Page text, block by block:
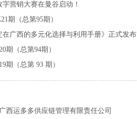
营销大赛在曼谷启动！
期（总第95期）
广西的多元化选择与利用手册》正式发布
期（总第94期）
期（总第 93 期）
西运多多供应链管理有限责任公司